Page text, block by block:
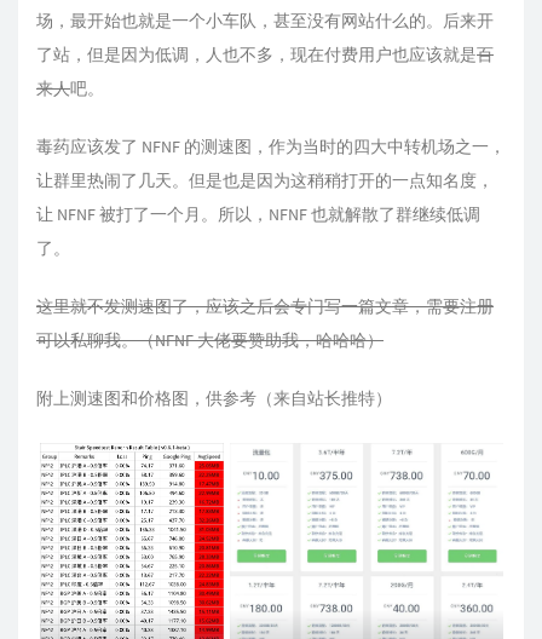
场，最开始也就是一个小车队，甚至没有网站什么的。后来开
了站，但是因为低调，人也不多，现在付费用户也应该就是百
来人吧。
毒药应该发了 NFNF 的测速图，作为当时的四大中转机场之一，
让群里热闹了几天。但是也是因为这稍稍打开的一点知名度，
让 NFNF 被打了一个月。所以，NFNF 也就解散了群继续低调
了。
这里就不发测速图了，应该之后会专门写一篇文章，需要注册
可以私聊我。（NFNF 大佬要赞助我，哈哈哈）
附上测速图和价格图，供参考（来自站长推特）